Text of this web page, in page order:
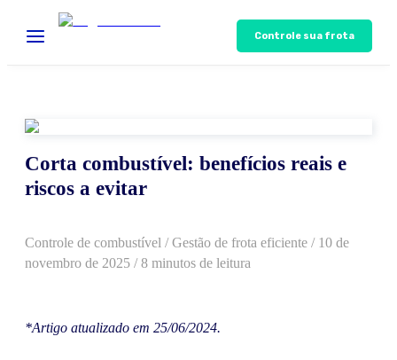
Controle sua frota
Corta combustível: benefícios reais e
riscos a evitar
Controle de combustível /Gestão de frota eficiente / 10 de
novembro de 2025 / 8 minutos de leitura
*Artigo atualizado em 25/06/2024.